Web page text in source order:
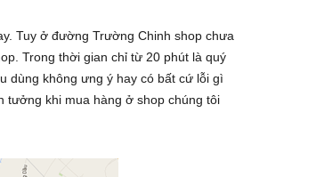
Tuy ở đường Trường Chinh shop chưa
Trong thời gian chỉ từ 20 phút là quý
dùng không ưng ý hay có bất cứ lỗi gì
tưởng khi mua hàng ở shop chúng tôi